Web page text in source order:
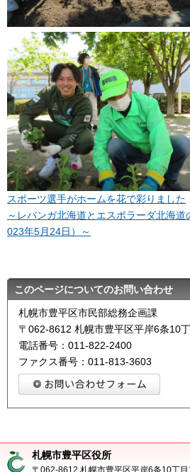
スポーツ選手がホームを花で彩りました
～レバンガ北海道とエスポラーダ北海
023年5月24日）～
このページについてのお問い合わせ
札幌市豊平区市民部総務企画課
〒062-8612 札幌市豊平区平岸6条10
電話番号：011-822-2400
ファクス番号：011-813-3603
札幌市豊平区役所
〒062-8612 札幌市豊平区平岸6条10丁目